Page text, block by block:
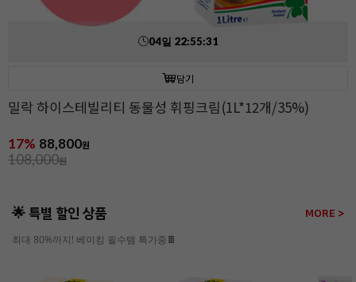
04일 22:55:30
담기
밀락 하이스테빌리티 동물성 휘핑크림(1L*12개/35%)
17% 88,800원
108,000원
🌟 특별 할인 상품 MORE >
최대 80%까지! 베이킹 필수템 특가중🍫